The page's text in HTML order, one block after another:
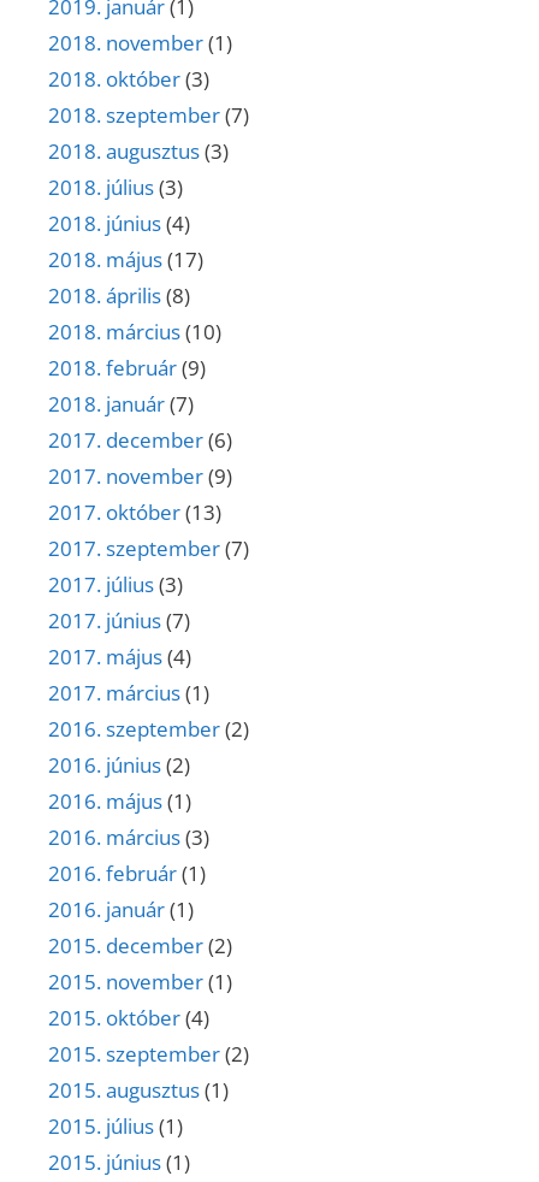
2019. január(1)
2018. november(1)
2018. október(3)
2018. szeptember(7)
2018. augusztus(3)
2018. július(3)
2018. június(4)
2018. május(17)
2018. április(8)
2018. március(10)
2018. február(9)
2018. január(7)
2017. december(6)
2017. november(9)
2017. október(13)
2017. szeptember(7)
2017. július(3)
2017. június(7)
2017. május(4)
2017. március(1)
2016. szeptember(2)
2016. június(2)
2016. május(1)
2016. március(3)
2016. február(1)
2016. január(1)
2015. december(2)
2015. november(1)
2015. október(4)
2015. szeptember(2)
2015. augusztus(1)
2015. július(1)
2015. június(1)